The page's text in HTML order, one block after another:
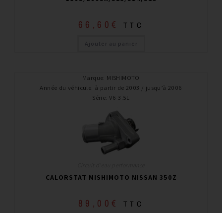
66,60 € TTC
Ajouter au panier
Marque: MISHIMOTO
Année du véhicule: à partir de 2003 / jusqu’à 2006
Série: V6 3.5L
CALORSTAT MISHIMOTO NISSAN 350Z
89,00 € TTC